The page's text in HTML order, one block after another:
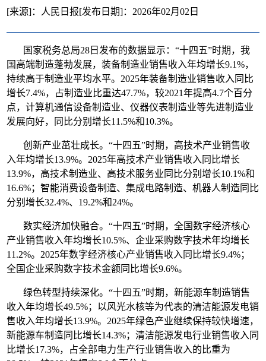
[发布日期]：2026年02月02日
[来源]：人民日报
国家税务总局28日发布的数据显示：“十四五”时期，我
国高端制造蓬勃发展，装备制造业销售收入年均增长9.1%，
持续高于制造业平均水平。2025年装备制造业销售收入同比
增长7.4%，占制造业比重达47.7%，较2021年提高4.7个百分
点，计算机通信设备制造业、仪器仪表制造业等先进制造业
发展向好，同比分别增长11.5%和10.3%。
创新产业茁壮成长。“十四五”时期，高技术产业销售收
入年均增长13.9%。2025年高技术产业销售收入同比增长
13.9%，高技术制造业、高技术服务业同比分别增长10.1%和
16.6%；智能消费设备制造、集成电路制造、机器人制造同比
分别增长32.4%、19.2%和24%。
数实经济加快融合。“十四五”时期，全国数字经济核心
产业销售收入年均增长10.5%、企业采购数字技术年均增长
11.2%。2025年数字经济核心产业销售收入同比增长9.4%；
全国企业采购数字技术金额同比增长9.6%。
绿色转型持续深化。“十四五”时期，新能源车制造销售
收入年均增长49.5%；以风光水核等为代表的清洁能源发电销
售收入年均增长13.9%。2025年绿色产业继续保持较快增速，
新能源车制造同比增长14.3%；清洁能源发电行业销售收入同
比增长17.3%，占全部电力生产行业销售收入的比重为